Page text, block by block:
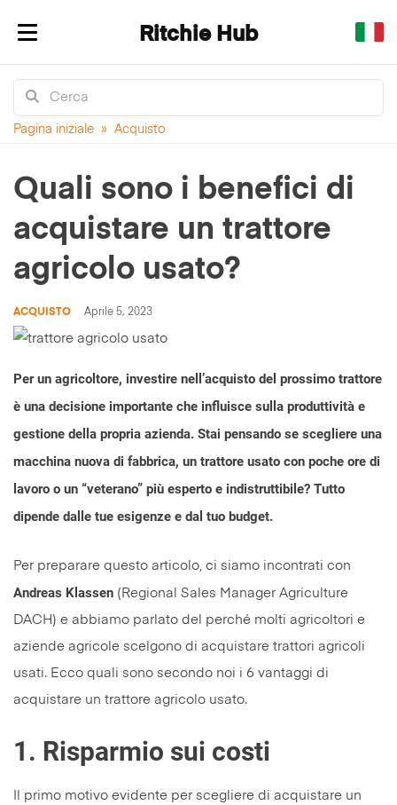
Mostra/nascondi navigazione
Ritchie Hub
Pagina iniziale » Acquisto
Quali sono i benefici di
acquistare un trattore
agricolo usato?
ACQUISTO Aprile 5, 2023
Per un agricoltore, investire nell’acquisto del prossimo trattore
è una decisione importante che influisce sulla produttività e
gestione della propria azienda. Stai pensando se scegliere una
macchina nuova di fabbrica, un trattore usato con poche ore di
lavoro o un “veterano” più esperto e indistruttibile? Tutto
dipende dalle tue esigenze e dal tuo budget.
Per preparare questo articolo, ci siamo incontrati con
Andreas Klassen (Regional Sales Manager Agriculture
DACH) e abbiamo parlato del perché molti agricoltori e
aziende agricole scelgono di acquistare trattori agricoli
usati. Ecco quali sono secondo noi i 6 vantaggi di
acquistare un trattore agricolo usato.
1. Risparmio sui costi
Il primo motivo evidente per scegliere di acquistare un